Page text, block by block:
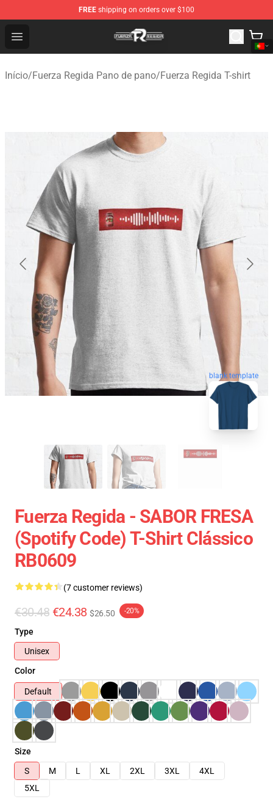
FREE shipping on orders over $100
Open menu
Fuerza Regida Shop - Official Fuerza Regida
Início/Fuerza Regida Pano de pano/Fuerza Regida T-shirt
blank template
Fuerza Regida - SABOR FRESA
(Spotify Code) T-Shirt Clássico
RB0609
(7 customer reviews)
€30.48 €24.38 $26.50 -20%
Type
Unisex
Color
Default
Size
S
M L XL 2XL 3XL
4XL
5XL